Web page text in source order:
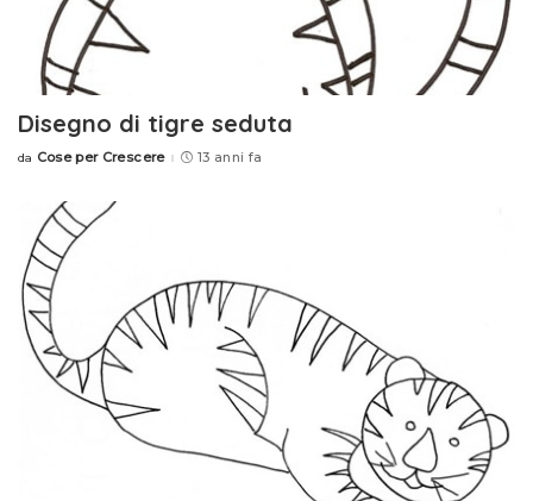
Disegno di tigre seduta
Posted
da Cose per Crescere 13 anni fa